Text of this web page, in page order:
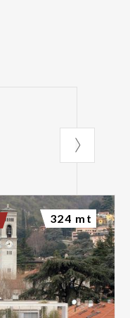
324 mt